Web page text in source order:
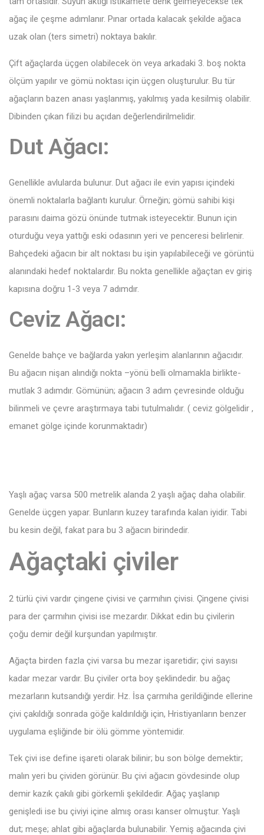
ağaç ile çeşme adımlanır. Pınar ortada kalacak şekilde ağaca
uzak olan (ters simetri) noktaya bakılır.
Çift ağaçlarda üçgen olabilecek ön veya arkadaki 3. boş nokta
ölçüm yapılır ve gömü noktası için üçgen oluşturulur. Bu tür
ağaçların bazen anası yaşlanmış, yakılmış yada kesilmiş olabilir.
Dibinden çıkan filizi bu açıdan değerlendirilmelidir.
Dut Ağacı:
Genellikle avlularda bulunur. Dut ağacı ile evin yapısı içindeki
önemli noktalarla bağlantı kurulur. Örneğin; gömü sahibi kişi
parasını daima gözü önünde tutmak isteyecektir. Bunun için
oturduğu veya yattığı eski odasının yeri ve penceresi belirlenir.
Bahçedeki ağacın bir alt noktası bu işin yapılabileceği ve görüntü
alanındaki hedef noktalardır. Bu nokta genellikle ağaçtan ev giriş
kapısına doğru 1-3 veya 7 adımdır.
Ceviz Ağacı:
Genelde bahçe ve bağlarda yakın yerleşim alanlarının ağacıdır.
Bu ağacın nişan alındığı nokta –yönü belli olmamakla birlikte-
mutlak 3 adımdır. Gömünün; ağacın 3 adım çevresinde olduğu
bilinmeli ve çevre araştırmaya tabi tutulmalıdır. ( ceviz gölgelidir ,
emanet gölge içinde korunmaktadır)
Yaşlı ağaç varsa 500 metrelik alanda 2 yaşlı ağaç daha olabilir.
Genelde üçgen yapar. Bunların kuzey tarafında kalan iyidir. Tabi
bu kesin değil, fakat para bu 3 ağacın birindedir.
Ağaçtaki çiviler
2 türlü çivi vardır çingene çivisi ve çarmıhın çivisi. Çingene çivisi
para der çarmıhın çivisi ise mezardır. Dikkat edin bu çivilerin
çoğu demir değil kurşundan yapılmıştır.
Ağaçta birden fazla çivi varsa bu mezar işaretidir; çivi sayısı
kadar mezar vardır. Bu çiviler orta boy şeklindedir. bu ağaç
mezarların kutsandığı yerdir. Hz. İsa çarmıha gerildiğinde ellerine
çivi çakıldığı sonrada göğe kaldırıldığı için, Hristiyanların benzer
uygulama eşliğinde bir ölü gömme yöntemidir.
Tek çivi ise define işareti olarak bilinir; bu son bölge demektir;
malın yeri bu çividen görünür. Bu çivi ağacın gövdesinde olup
demir kazık çakılı gibi görkemli şekildedir. Ağaç yaşlanıp
genişledi ise bu çiviyi içine almış orası kanser olmuştur. Yaşlı
dut; meşe; ahlat gibi ağaçlarda bulunabilir. Yemiş ağacında çivi